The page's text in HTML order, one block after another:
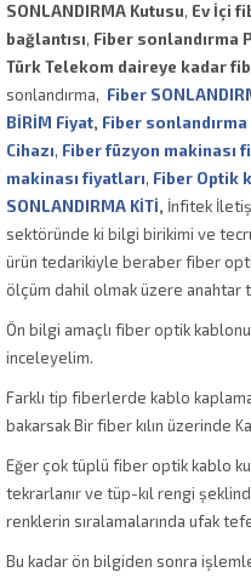
SONLANDIRMA Kutusu, Ev İçi
bağlantısı, Fiber sonlandırma
Türk Telekom daireye kadar
sonlandırma, Fiber
BİRİM Fiyat, Fiber
Cihazı, Fiber füzyon makinası
makinası fiyatları, Fiber Optik
SONLANDIRMA KİTİ, İnfitek
sektöründe ki bilgi birikimi ve
ürün tedarikiyle beraber fiber
ölçüm dahil olmak üzere anahtar
Ön bilgi amaçlı fiber optik
inceleyelim.
Farklı tip fiberlerde kablo
bakarsak Bir fiber kılın üzerinde
Eğer çok tüplü fiber optik kablo
tekrarlanır ve tüp-kıl rengi
renklerin sıralamalarında ufak
Bu kadar ön bilgiden sonra